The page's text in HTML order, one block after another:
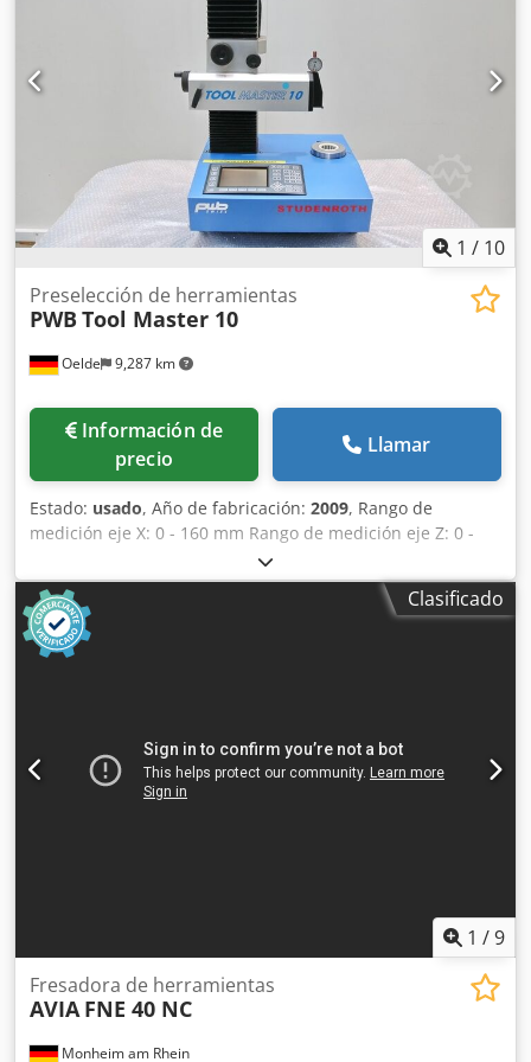
1 / 10
Oelde 9,287 km
Preselección de herramientas
PWB Tool Master 10
Información de
precio
Llamar
Estado: usado, Año de fabricación: 2009, Rango de
medición eje X: 0 - 160 mm Rango de medición eje Z: 0 -
300 mm Portaherramientas: SK 40 / BT 40 Resolución:
0,001 mm Temperatura ambiente: 0 - 45 °C Dcedpfx
Alozrzqfsnsk Espacio requerido: aprox. 0,60 x 0,50 x 0,85 m
Peso: aprox. 60 kg Presetter de herramientas PWB - Tool
Master 10 - incluye electrónica de medición TC100
Clasificado
1 /9
Monheim am Rhein
Fresadora de herramientas
AVIA FNE 40 NC